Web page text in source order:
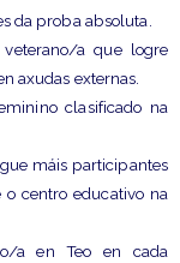
da proba absoluta.
a que logre
axudas externas.
clasificado na
máis participantes
centro educativo na
a en Teo en cada